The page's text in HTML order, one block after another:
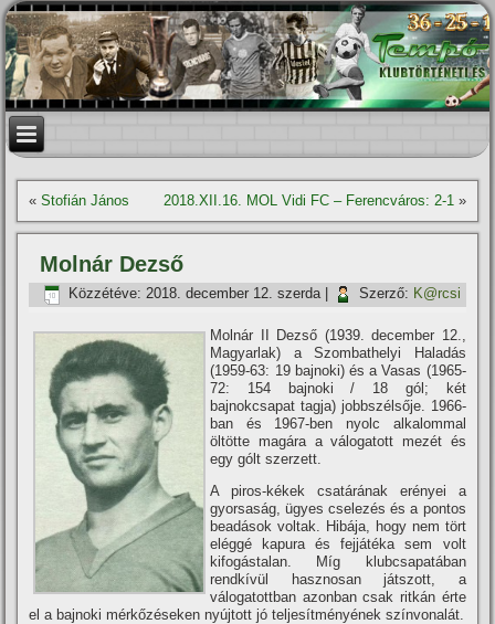
«Stofián János 2018.XII.16. MOL Vidi FC – Ferencváros: 2-1»
Molnár Dezső
Közzétéve: 2018. december 12. szerda| Szerző: K@rcsi
Molnár II Dezső (1939. december 12.,
Magyarlak) a Szombathelyi Haladás
(1959-63: 19 bajnoki) és a Vasas (1965-
72: 154 bajnoki / 18 gól; két
bajnokcsapat tagja) jobbszélsője. 1966-
ban és 1967-ben nyolc alkalommal
öltötte magára a válogatott mezét és
egy gólt szerzett.
A piros-kékek csatárának erényei a
gyorsaság, ügyes cselezés és a pontos
beadások voltak. Hibája, hogy nem tört
eléggé kapura és fejjátéka sem volt
kifogástalan. Mí­g klubcsapatában
rendkí­vül hasznosan játszott, a
válogatottban azonban csak ritkán érte
el a bajnoki mérkőzéseken nyújtott jó teljesí­tményének szí­nvonalát.